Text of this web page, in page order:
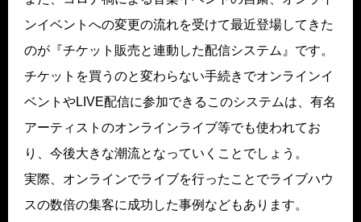
ンイベントへの変更の流れを受けて最近登場してきた
のが『チケット販売と連動した配信システム』です。
チケットを買うのと変わらない手続きでオンラインイ
ベントやLIVE配信に参加できるこのシステムは、有名
アーティストのオンラインライブ等でも使われてお
り、今後大きな潮流となっていくことでしょう。
実際、オンラインでライブを行ったことでライブハウ
スの数倍の集客に成功した事例などもあります。